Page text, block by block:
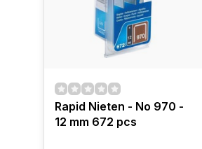
Rapid Nieten - No 970 -
12 mm 672 pcs